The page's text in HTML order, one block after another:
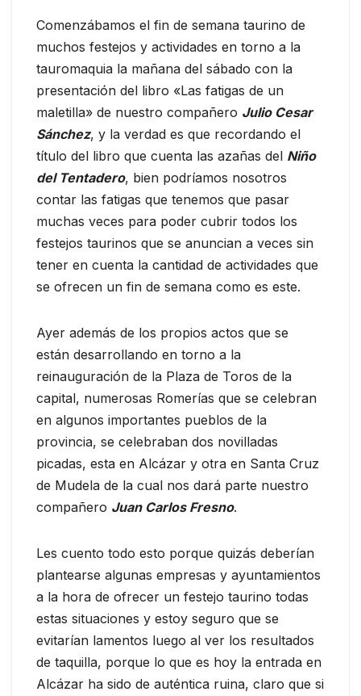
Comenzábamos el fin de semana taurino de
muchos festejos y actividades en torno a la
tauromaquia la mañana del sábado con la
presentación del libro «Las fatigas de un
maletilla» de nuestro compañero Julio Cesar
Sánchez, y la verdad es que recordando el
título del libro que cuenta las azañas del Niño
del Tentadero, bien podríamos nosotros
contar las fatigas que tenemos que pasar
muchas veces para poder cubrir todos los
festejos taurinos que se anuncian a veces sin
tener en cuenta la cantidad de actividades que
se ofrecen un fin de semana como es este.
Ayer además de los propios actos que se
están desarrollando en torno a la
reinauguración de la Plaza de Toros de la
capital, numerosas Romerías que se celebran
en algunos importantes pueblos de la
provincia, se celebraban dos novilladas
picadas, esta en Alcázar y otra en Santa Cruz
de Mudela de la cual nos dará parte nuestro
compañero Juan Carlos Fresno.
Les cuento todo esto porque quizás deberían
plantearse algunas empresas y ayuntamientos
a la hora de ofrecer un festejo taurino todas
estas situaciones y estoy seguro que se
evitarían lamentos luego al ver los resultados
de taquilla, porque lo que es hoy la entrada en
Alcázar ha sido de auténtica ruina, claro que si